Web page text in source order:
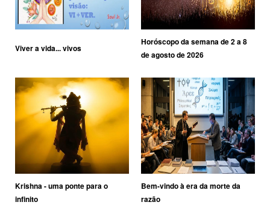
Viver a vida... vivos
Horóscopo da semana de 2 a 8
de agosto de 2026
Krishna - uma ponte para o
infinito
Bem-vindo à era da morte da
razão